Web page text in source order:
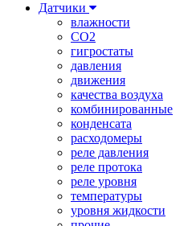
Датчики
влажности
CO2
гигростаты
давления
движения
качества воздуха
комбинированные
конденсата
расходомеры
реле давления
реле протока
реле уровня
температуры
уровня жидкости